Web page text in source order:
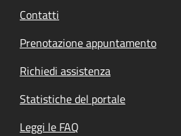
Contatti
Prenotazione appuntamento
Richiedi assistenza
Statistiche del portale
Leggi le FAQ